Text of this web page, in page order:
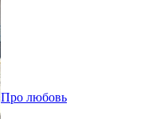
Про любовь